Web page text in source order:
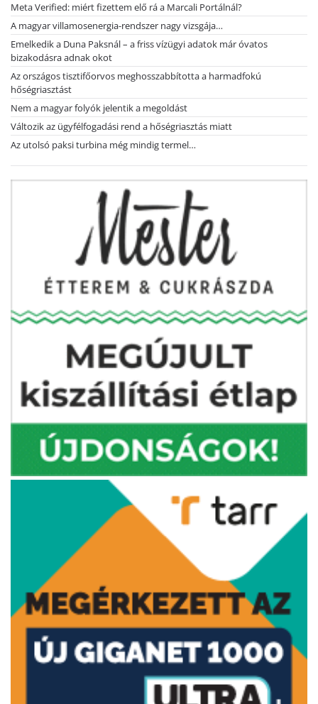
Meta Verified: miért fizettem elő rá a Marcali Portálnál?
A magyar villamosenergia-rendszer nagy vizsgája…
Emelkedik a Duna Paksnál – a friss vízügyi adatok már óvatos
bizakodásra adnak okot
Az országos tisztifőorvos meghosszabbította a harmadfokú
hőségriasztást
Nem a magyar folyók jelentik a megoldást
Változik az ügyfélfogadási rend a hőségriasztás miatt
Az utolsó paksi turbina még mindig termel…